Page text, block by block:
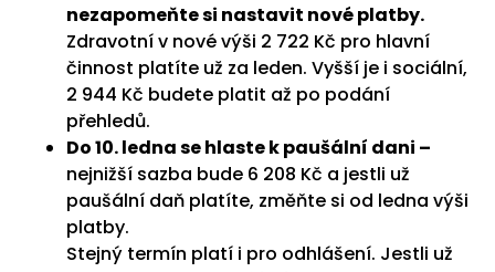
nezapomeňte si nastavit nové platby.
Zdravotní v nové výši 2 722 Kč pro hlavní
činnost platíte už za leden. Vyšší je i sociální,
2 944 Kč budete platit až po podání
přehledů.
Do 10. ledna se hlaste k paušální dani –
nejnižší sazba bude 6 208 Kč a jestli už
paušální daň platíte, změňte si od ledna výši
platby.
Stejný termín platí i pro odhlášení. Jestli už